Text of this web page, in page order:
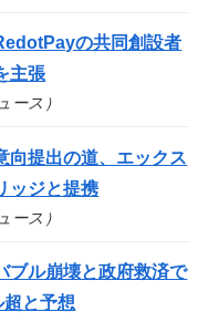
の共同創設者
主張
ース）
向提出の道、エックス
ッジと提携
ース）
ブル崩壊と政府救済で
超と予想